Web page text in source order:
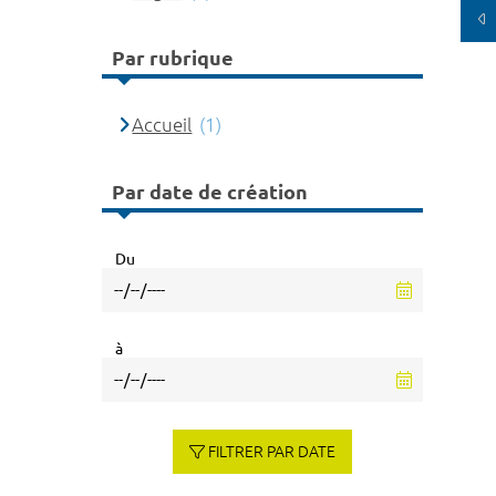
Par rubrique
Accueil (1)
Par date de création
Du
à
FILTRER PAR DATE